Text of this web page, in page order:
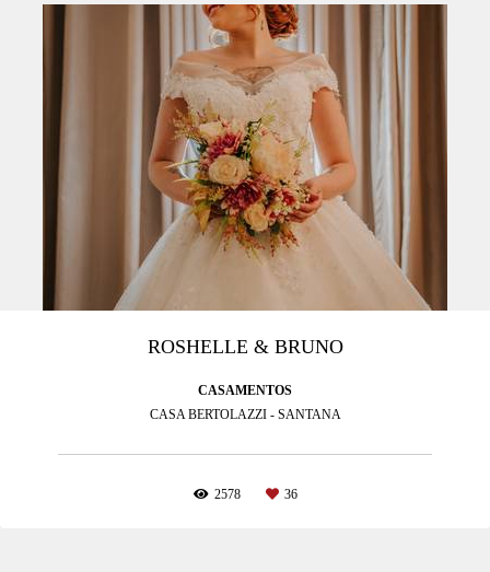
ROSHELLE & BRUNO
CASAMENTOS
CASA BERTOLAZZI - SANTANA
2578 36